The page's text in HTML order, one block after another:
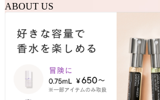
ABOUT US